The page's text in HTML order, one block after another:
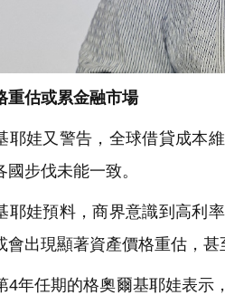
估或累金融市場
娃又警告，全球借貸成本
國步伐未能一致。
娃預料，商界意識到高利
會出現顯著資產價格重估，甚
年任期的格奧爾基耶娃表示